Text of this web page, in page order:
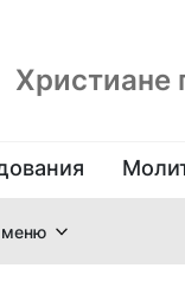
Христиане
меню